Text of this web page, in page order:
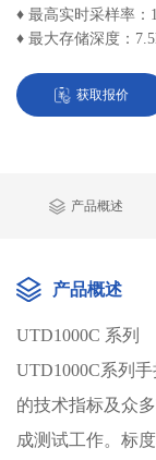
♦ 最高实时采样率：
♦ 最大存储深度：
获取报价
产品概述
产品概述
UTD1000C 系列
UTD1000C系列
的技术指标及众
成测试工作。标